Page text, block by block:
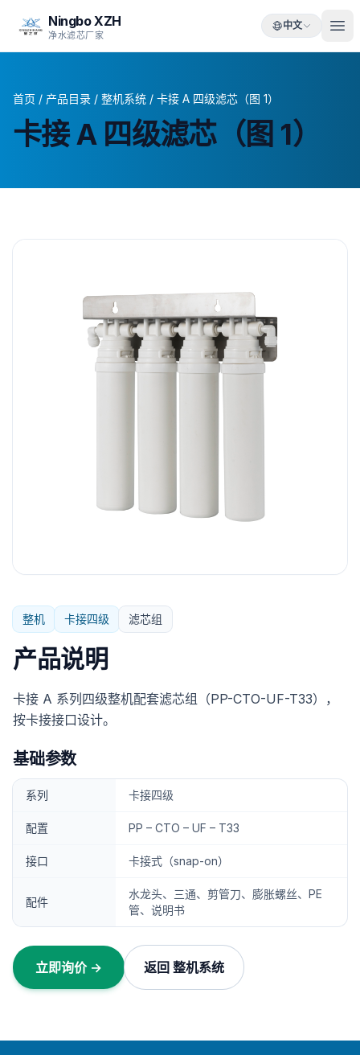
Ningbo XZH
净水滤芯厂家
中文
首页 / 产品目录 / 整机系统 / 卡接 A 四级滤芯（图 1）
卡接 A 四级滤芯（图 1）
整机 卡接四级 滤芯组
产品说明
卡接 A 系列四级整机配套滤芯组（PP-CTO-UF-T33），
按卡接接口设计。
基础参数
系列 卡接四级
配置 PP – CTO – UF – T33
接口 卡接式（snap-on）
配件
水龙头、三通、剪管刀、膨胀螺丝、PE
管、说明书
立即询价 → 返回 整机系统